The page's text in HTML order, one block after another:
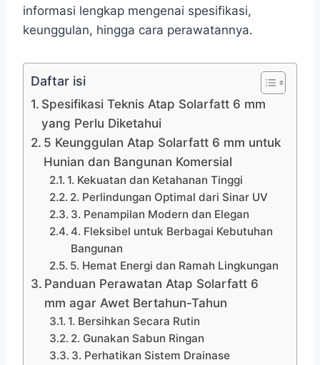
informasi lengkap mengenai spesifikasi,
keunggulan, hingga cara perawatannya.
Daftar isi
Spesifikasi Teknis Atap Solarfatt 6 mm
yang Perlu Diketahui
5 Keunggulan Atap Solarfatt 6 mm untuk
Hunian dan Bangunan Komersial
1. Kekuatan dan Ketahanan Tinggi
2. Perlindungan Optimal dari Sinar UV
3. Penampilan Modern dan Elegan
4. Fleksibel untuk Berbagai Kebutuhan
Bangunan
5. Hemat Energi dan Ramah Lingkungan
Panduan Perawatan Atap Solarfatt 6
mm agar Awet Bertahun-Tahun
1. Bersihkan Secara Rutin
2. Gunakan Sabun Ringan
3. Perhatikan Sistem Drainase